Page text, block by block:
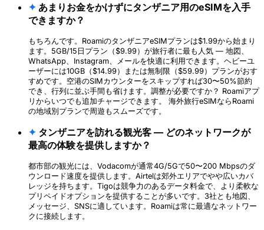
✦ あまりお金をかけずにタンザニア用のeSIMを入手
できますか？
もちろんです。RoamiのタンザニアeSIMプランは$1.99から始まり
ます。5GB/15日プラン（$9.99）が旅行者に最も人気 — 地図、
WhatsApp、Instagram、メールを快適に利用できます。ヘビーユ
ーザーには10GB（$14.99）または無制限（$59.99）プランがおす
すめです。空港のSIMカウンターをスキップすれば30〜50%節約
でき、行列に並ぶ手間も省けます。調整が必要ですか？ Roamiアプ
リからいつでも追加チャージできます。 海外旅行eSIMならRoami
の地域別プランで周遊もスムーズです。
✦ タンザニアを訪れる観光客 — どのネットワークが
最高の体験を提供しますか？
都市部の観光には、Vodacomが通常4G/5Gで50〜200 Mbpsのダ
ウンロード速度を提供します。Airtelは郊外エリアでやや広いカバ
レッジを持ちます。Tigoは競争力のあるデータ料金で、より柔軟な
プリペイドオプションを提供することが多いです。3社とも地図、
メッセージ、SNSに適しています。Roamiは常に最適なネットワー
クに接続します。